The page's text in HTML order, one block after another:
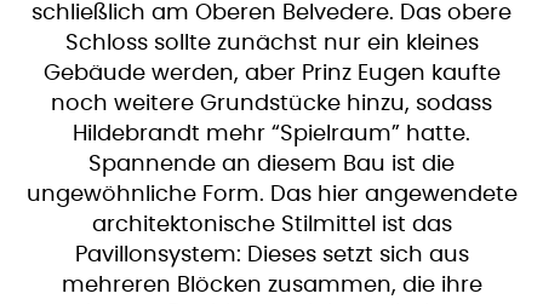
schließlich am Oberen Belvedere. Das obere
Schloss sollte zunächst nur ein kleines
Gebäude werden, aber Prinz Eugen kaufte
noch weitere Grundstücke hinzu, sodass
Hildebrandt mehr “Spielraum” hatte.
Spannende an diesem Bau ist die
ungewöhnliche Form. Das hier angewendete
architektonische Stilmittel ist das
Pavillonsystem: Dieses setzt sich aus
mehreren Blöcken zusammen, die ihre